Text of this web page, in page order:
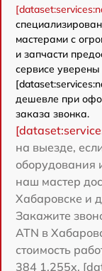
мастерами с
и запчасти
сервисе уверены
дешевле при
заказа звонка.
на выезде,
оборудования
наш мастер
Хабаровске и
Закажите
ATN в
стоимость
384 1.255x.